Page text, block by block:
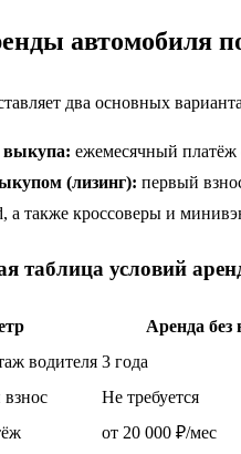
автомобиля
два основных
выкупа: ежемесячный
(лизинг): первый
а также кроссоверы и
таблица условий
Аренда без
водителя 3 года
Не требуется
от 20 000 ₽/мес